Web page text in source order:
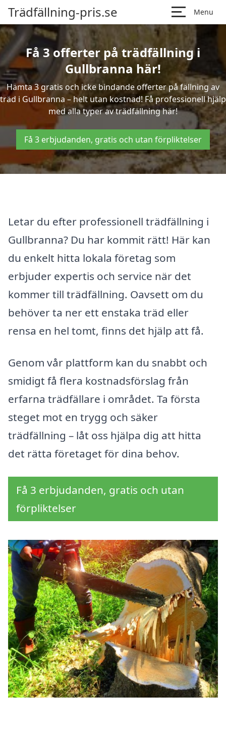
Trädfällning-pris.se Menu
Få 3 offerter på trädfällning i
Gullbranna här!
Hämta 3 gratis och icke bindande offerter på fällning av
träd i Gullbranna – helt utan kostnad! Få professionell hjälp
med alla typer av trädfällning här!
Få 3 erbjudanden, gratis och utan förpliktelser
Letar du efter professionell trädfällning i
Gullbranna? Du har kommit rätt! Här kan
du enkelt hitta lokala företag som
erbjuder expertis och service när det
kommer till trädfällning. Oavsett om du
behöver ta ner ett enstaka träd eller
rensa en hel tomt, finns det hjälp att få.
Genom vår plattform kan du snabbt och
smidigt få flera kostnadsförslag från
erfarna trädfällare i området. Ta första
steget mot en trygg och säker
trädfällning – låt oss hjälpa dig att hitta
det rätta företaget för dina behov.
Få 3 erbjudanden, gratis och utan
förpliktelser